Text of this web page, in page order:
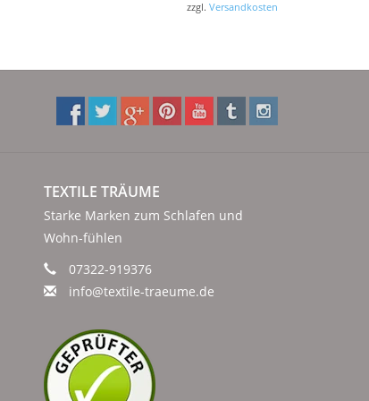
zzgl. Versandkosten
TEXTILE TRÄUME
Starke Marken zum Schlafen und
Wohn-fühlen
07322-919376
info@textile-traeume.de